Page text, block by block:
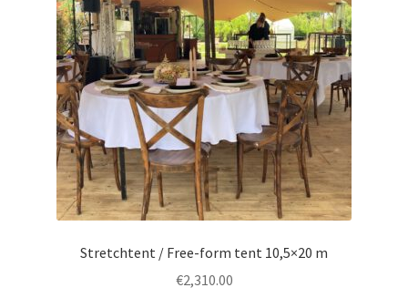
Stretchtent / Free-form tent 10,5×20 m
€2,310.00